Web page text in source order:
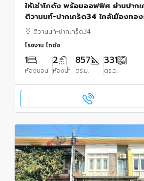
ให้เช่าโกดัง พร้อมออฟฟิศ ย่านปาก
ติวานนท์-ปากเกร็ด34 ใกล้เมืองทอ
16 คันติวานนท์-ปากเกร็ด34
โรงงาน โกดัง
1
ห้องนอน
2
ห้องน้ำ
857
ตร.ม.
331
ตร.ว.